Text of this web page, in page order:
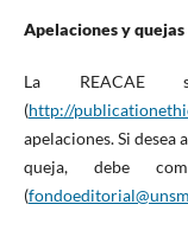
Apelaciones y quejas
La REACAE
(http://
apelaciones. Si
queja, debe
(